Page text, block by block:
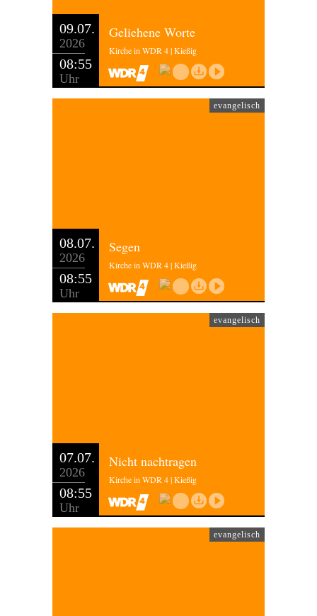
09.07.
2026
08:55
Uhr
Geliehene Worte
Kirche in WDR 4 | Kießig
evangelisch
08.07.
2026
08:55
Uhr
Segen
Kirche in WDR 4 | Kießig
evangelisch
07.07.
2026
08:55
Uhr
Nicht nachtragen
Kirche in WDR 4 | Kießig
evangelisch